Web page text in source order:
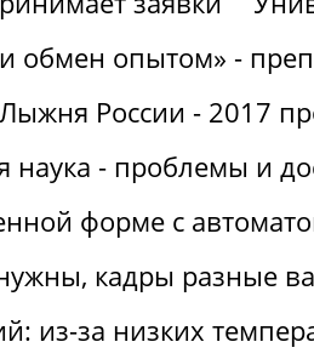
обмен опытом» -
Лыжня России - 2017
наука - проблемы и
форме с
кадры разные
из-за низких